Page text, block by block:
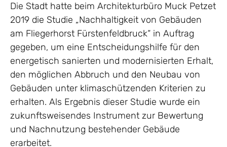
Die Stadt hatte beim Architekturbüro Muck Petzet
2019 die Studie „Nachhaltigkeit von Gebäuden
am Fliegerhorst Fürstenfeldbruck“ in Auftrag
gegeben, um eine Entscheidungshilfe für den
energetisch sanierten und modernisierten Erhalt,
den möglichen Abbruch und den Neubau von
Gebäuden unter klimaschützenden Kriterien zu
erhalten. Als Ergebnis dieser Studie wurde ein
zukunftsweisendes Instrument zur Bewertung
und Nachnutzung bestehender Gebäude
erarbeitet.